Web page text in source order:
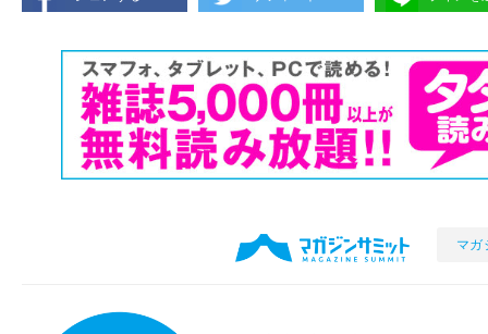
マガ